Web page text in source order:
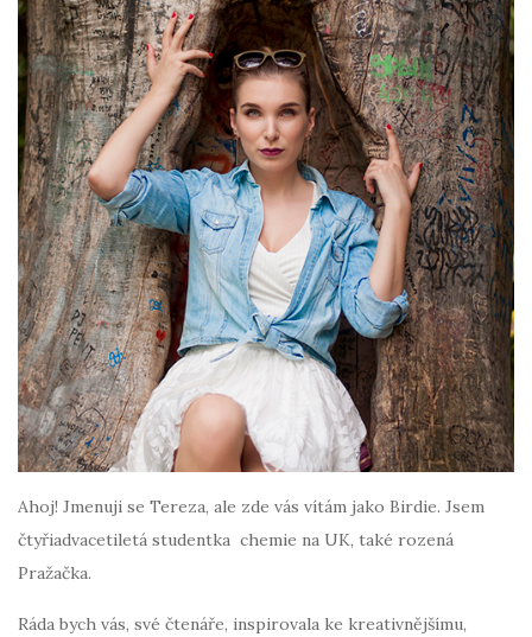
Ahoj! Jmenuji se Tereza, ale zde vás vítám jako Birdie. Jsem
čtyřiadvacetiletá studentka chemie na UK, také rozená
Pražačka.
Ráda bych vás, své čtenáře, inspirovala ke kreativnějšímu,